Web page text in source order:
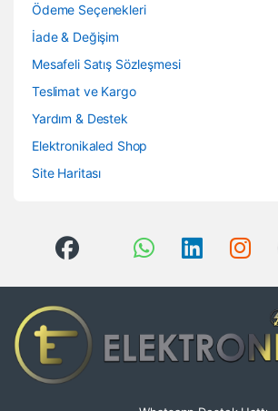
Ödeme Seçenekleri
İade & Değişim
Mesafeli Satış Sözleşmesi
Teslimat ve Kargo
Yardım & Destek
Elektronikaled Shop
Site Haritası